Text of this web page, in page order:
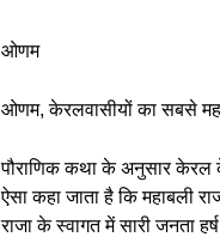
ओणम
ओणम, केरलवासीयों का सबसे
पौराणिक कथा के अनुसार केरल
ऐसा कहा जाता है कि महाबली
राजा के स्वागत में सारी जनता